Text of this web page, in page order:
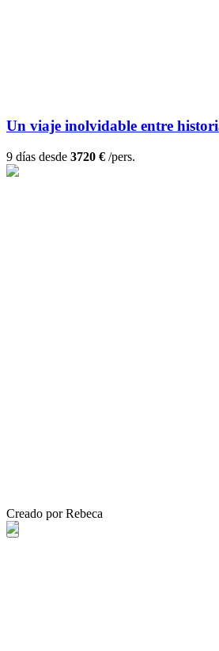
Un viaje inolvidable entre
9 días desde 3720 € /pers.
Creado por Rebeca